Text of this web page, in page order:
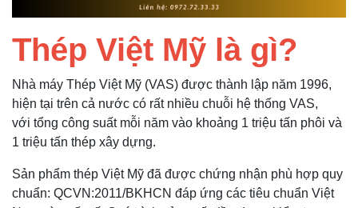
Thép Việt Mỹ là gì?
Nhà máy Thép Việt Mỹ (VAS) được thành lập năm 1996,
hiện tại trên cả nước có rất nhiều chuỗi hệ thống VAS,
với tổng công suất mỗi năm vào khoảng 1 triệu tấn phôi và
1 triệu tấn thép xây dựng.
Sản phẩm thép Việt Mỹ đã được chứng nhận phù hợp quy
chuẩn: QCVN:2011/BKHCN đáp ứng các tiêu chuẩn Việt